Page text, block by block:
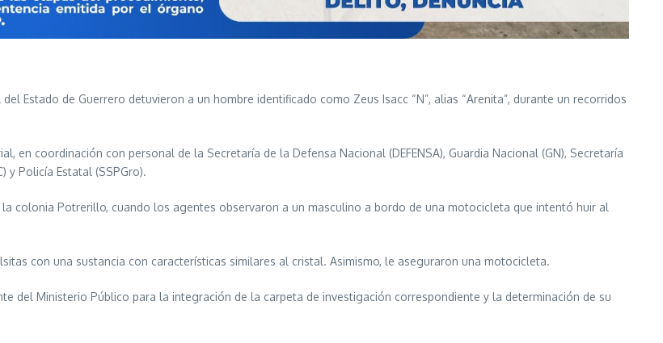
Estado de Guerrero detuvieron a un hombre identificado como Zeus Isacc “N”, alias “Arenita”, durante un recorridos
en coordinación con personal de la Secretaría de la Defensa Nacional (DEFENSA), Guardia Nacional (GN), Secretaría
y Policía Estatal (SSPGro).
colonia Potrerillo, cuando los agentes observaron a un masculino a bordo de una motocicleta que intentó huir al
con una sustancia con características similares al cristal. Asimismo, le aseguraron una motocicleta.
del Ministerio Público para la integración de la carpeta de investigación correspondiente y la determinación de su